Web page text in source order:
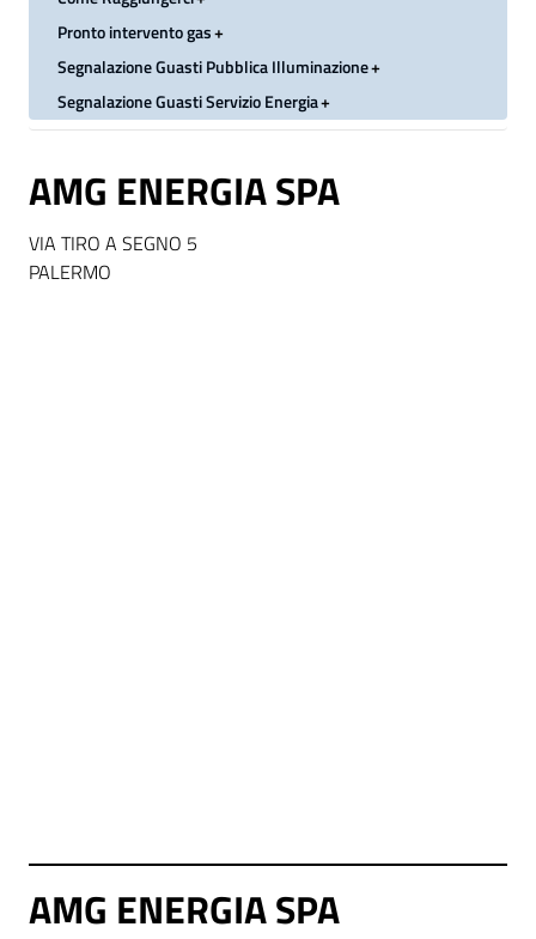
Pronto intervento gas
Segnalazione Guasti Pubblica Illuminazione
Segnalazione Guasti Servizio Energia
AMG ENERGIA SPA
VIA TIRO A SEGNO 5
PALERMO
AMG ENERGIA SPA